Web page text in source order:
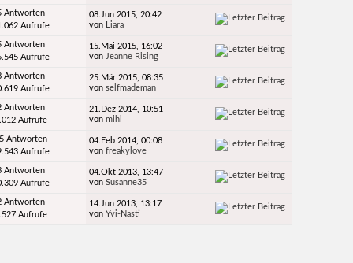
Antworten
Aufrufe
08.Jun 2015, 20:42
von
Liara
Antworten
Aufrufe
15.Mai 2015, 16:02
von Jeanne Rising
Antworten
Aufrufe
25.Mär 2015, 08:35
vonselfmademan
Antworten
Aufrufe
21.Dez 2014, 10:51
vonmihi
Antworten
Aufrufe
04.Feb 2014, 00:08
vonfreakylove
Antworten
Aufrufe
04.Okt 2013, 13:47
vonSusanne35
Antworten
Aufrufe
14.Jun 2013, 13:17
vonYvi-Nasti